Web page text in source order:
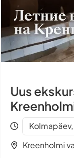
Uus
Kreenholmi